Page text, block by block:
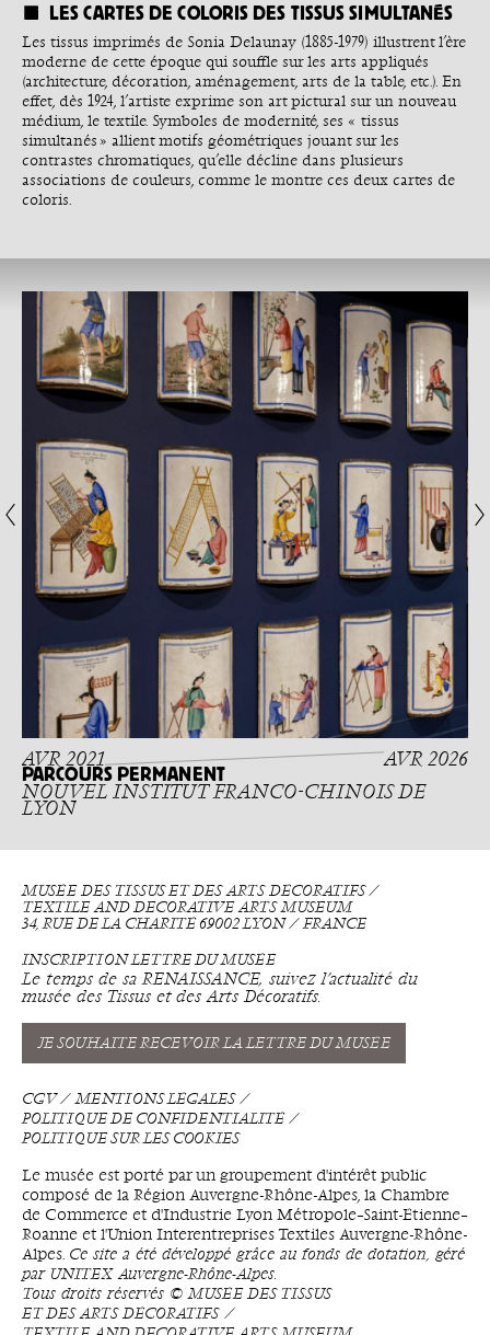
LES CARTES DE COLORIS DES TISSUS SIMULTANÉS
Les tissus imprimés de Sonia Delaunay (1885-1979) illustrent l’ère
moderne de cette époque qui souffle sur les arts appliqués
(architecture, décoration, aménagement, arts de la table, etc.). En
effet, dès 1924, l’artiste exprime son art pictural sur un nouveau
médium, le textile. Symboles de modernité, ses « tissus
simultanés » allient motifs géométriques jouant sur les
contrastes chromatiques, qu’elle décline dans plusieurs
associations de couleurs, comme le montre ces deux cartes de
coloris.
AVR 2021 AVR 2026
PARCOURS PERMANENT
NOUVEL INSTITUT FRANCO-CHINOIS DE
LYON
MUSÉE DES TISSUS ET DES ARTS DÉCORATIFS ⁄
TEXTILE AND DECORATIVE ARTS MUSEUM
34, RUE DE LA CHARITÉ 69002 LYON ⁄ FRANCE
INSCRIPTION LETTRE DU MUSÉE
Le temps de sa RENAISSANCE, suivez l’actualité du
musée des Tissus et des Arts Décoratifs.
JE SOUHAITE RECEVOIR LA LETTRE DU MUSÉE
CGV
MENTIONS LÉGALES
POLITIQUE DE CONFIDENTIALITÉ
POLITIQUE SUR LES COOKIES
Le musée est porté par un groupement d'intérêt public
composé de la Région Auvergne-Rhône-Alpes, la Chambre
de Commerce et d'Industrie Lyon Métropole–Saint-Étienne–
Roanne et l'Union Interentreprises Textiles Auvergne-Rhône-
Alpes. Ce site a été développé grâce au fonds de dotation, géré
par UNITEX Auvergne-Rhône-Alpes.
Tous droits réservés © MUSÉE DES TISSUS
ET DES ARTS DÉCORATIFS ⁄